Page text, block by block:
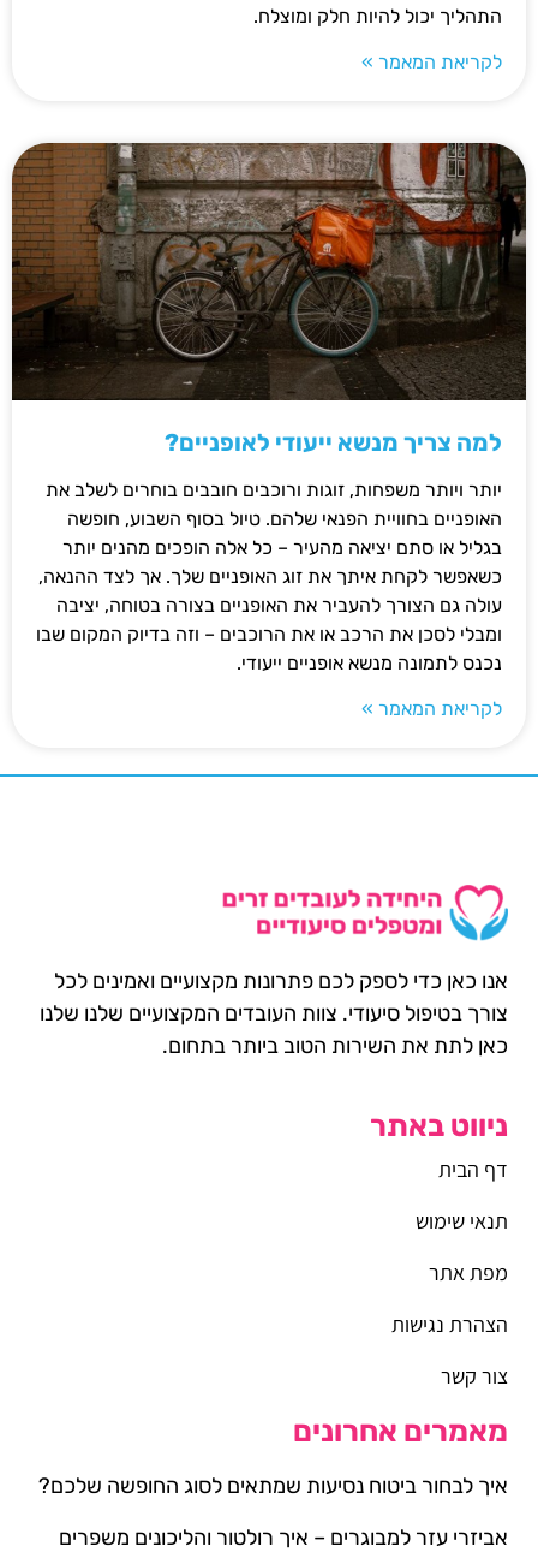
התהליך יכול להיות חלק ומוצלח.
לקריאת המאמר »
למה צריך מנשא ייעודי לאופניים?
יותר ויותר משפחות, זוגות ורוכבים חובבים בוחרים לשלב את
האופניים בחוויית הפנאי שלהם. טיול בסוף השבוע, חופשה
בגליל או סתם יציאה מהעיר – כל אלה הופכים מהנים יותר
כשאפשר לקחת איתך את זוג האופניים שלך. אך לצד ההנאה,
עולה גם הצורך להעביר את האופניים בצורה בטוחה, יציבה
ומבלי לסכן את הרכב או את הרוכבים – וזה בדיוק המקום שבו
נכנס לתמונה מנשא אופניים ייעודי.
לקריאת המאמר »
אנו כאן כדי לספק לכם פתרונות מקצועיים ואמינים לכל
צורך בטיפול סיעודי. צוות העובדים המקצועיים שלנו שלנו
כאן לתת את השירות הטוב ביותר בתחום.
ניווט באתר
דף הבית
תנאי שימוש
מפת אתר
הצהרת נגישות
צור קשר
מאמרים אחרונים
איך לבחור ביטוח נסיעות שמתאים לסוג החופשה שלכם?
אביזרי עזר למבוגרים – איך רולטור והליכונים משפרים